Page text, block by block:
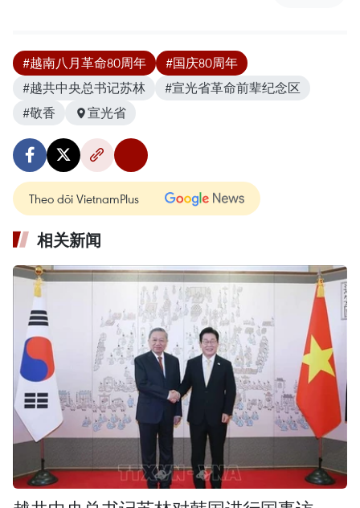
#越南八月革命80周年
#国庆80周年
#越共中央总书记苏林
#宣光省革命前辈纪念区
#敬香
宣光省
Theo dõi VietnamPlus
相关新闻